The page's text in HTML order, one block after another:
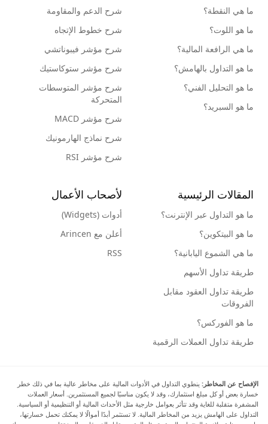
ما هي النقطة؟
ما هو اللوت؟
ما هي الرافعة المالية؟
ما هو التداول بالهامش؟
ما هو التحليل الفني؟
ما هو السبريد؟
شرح الدعم والمقاومة
شرح خطوط الإتجاه
شرح مؤشر فيبوناتشي
شرح مؤشر ستوكاستيك
شرح مؤشر المتوسطات
المتحركة
شرح مؤشر MACD
شرح نماذج الهارمونيك
شرح مؤشر RSI
المقالات الرئيسية
ما هو التداول عبر الإنترنت؟
ما هو البيتكوين؟
ما هي الشموع اليابانية؟
طريقة تداول الأسهم
طريقة تداول العقود مقابل
الفروقات
ما هو الفوركس؟
طريقة تداول العملات الرقمية
لأصحاب الأعمال
أدوات (Widgets)
أعلن مع Arincen
RSS
الإفصاح عن المخاطر: ينطوي التداول في الأدوات المالية على مخاطر عالية بما في ذلك خطر
خسارة بعض أو كل مبلغ استثمارك، وقد لا يكون مناسبًا لجميع المستثمرين. أسعار العملات
المشفرة متقلبة للغاية وقد تتأثر بعوامل خارجية مثل الأحداث المالية أو التنظيمية أو السياسية.
التداول على الهامش يزيد من المخاطر المالية. لا تستثمر أبدًا أموالًا لا يمكنك تحمل خسارتها،